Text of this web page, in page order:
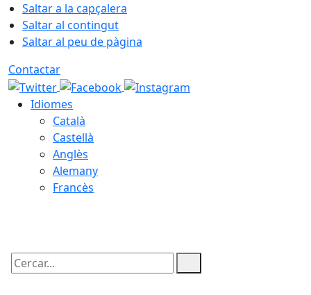
Saltar a la capçalera
Saltar al contingut
Saltar al peu de pàgina
Contactar
Idiomes
Català
Castellà
Anglès
Alemany
Francès
Cercar: